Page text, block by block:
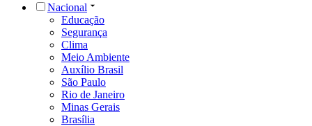
Nacional
Educação
Segurança
Clima
Meio Ambiente
Auxílio Brasil
São Paulo
Rio de Janeiro
Minas Gerais
Brasília